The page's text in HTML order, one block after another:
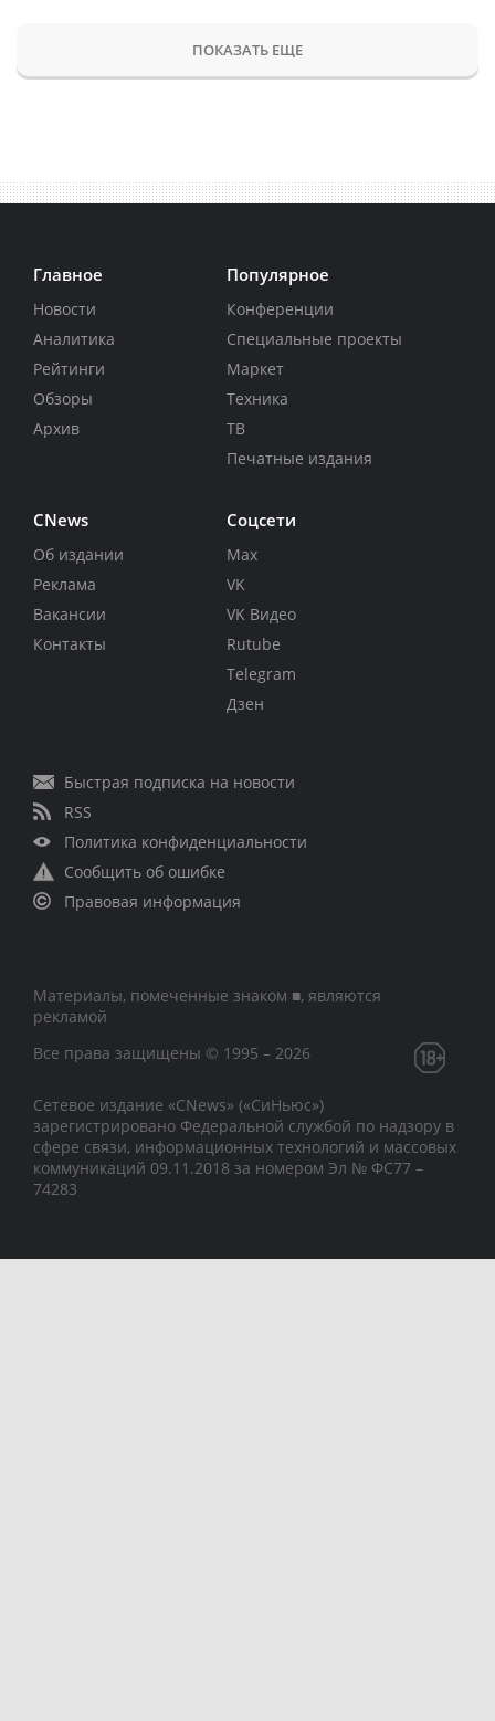
ПОКАЗАТЬ ЕЩЕ
Главное
Новости
Аналитика
Рейтинги
Обзоры
Архив
Популярное
Конференции
Специальные проекты
Маркет
Техника
ТВ
Печатные издания
CNews
Об издании
Реклама
Вакансии
Контакты
Соцсети
Max
VK
VK Видео
Rutube
Telegram
Дзен
Быстрая подписка на новости
RSS
Политика конфиденциальности
Сообщить об ошибке
Правовая информация
Материалы, помеченные знаком ■, являются
рекламой
Все права защищены © 1995 – 2026
Сетевое издание «CNews» («СиНьюс»)
зарегистрировано Федеральной службой по надзору в
сфере связи, информационных технологий и массовых
коммуникаций 09.11.2018 за номером Эл № ФС77 –
74283